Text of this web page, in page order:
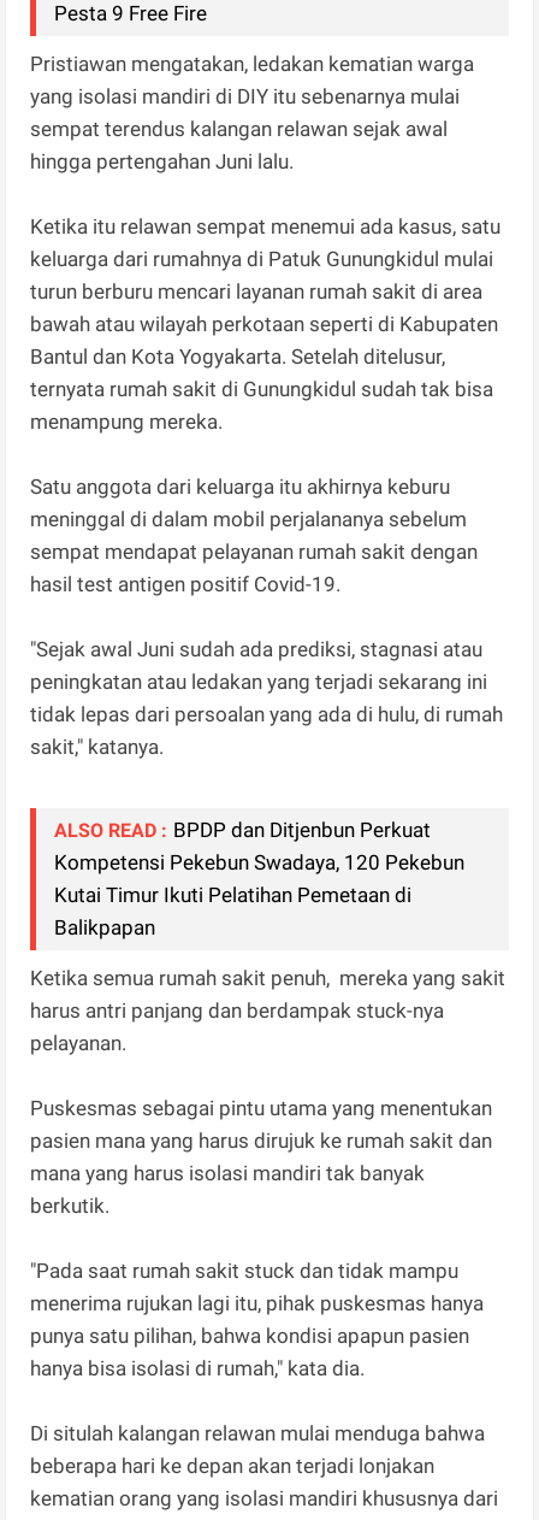
Pesta 9 Free Fire
Pristiawan mengatakan, ledakan kematian warga
yang isolasi mandiri di DIY itu sebenarnya mulai
sempat terendus kalangan relawan sejak awal
hingga pertengahan Juni lalu.
Ketika itu relawan sempat menemui ada kasus, satu
keluarga dari rumahnya di Patuk Gunungkidul mulai
turun berburu mencari layanan rumah sakit di area
bawah atau wilayah perkotaan seperti di Kabupaten
Bantul dan Kota Yogyakarta. Setelah ditelusur,
ternyata rumah sakit di Gunungkidul sudah tak bisa
menampung mereka.
Satu anggota dari keluarga itu akhirnya keburu
meninggal di dalam mobil perjalananya sebelum
sempat mendapat pelayanan rumah sakit dengan
hasil test antigen positif Covid-19.
"Sejak awal Juni sudah ada prediksi, stagnasi atau
peningkatan atau ledakan yang terjadi sekarang ini
tidak lepas dari persoalan yang ada di hulu, di rumah
sakit," katanya.
ALSO READ : BPDP dan Ditjenbun Perkuat
Kompetensi Pekebun Swadaya, 120 Pekebun
Kutai Timur Ikuti Pelatihan Pemetaan di
Balikpapan
Ketika semua rumah sakit penuh, mereka yang sakit
harus antri panjang dan berdampak stuck-nya
pelayanan.
Puskesmas sebagai pintu utama yang menentukan
pasien mana yang harus dirujuk ke rumah sakit dan
mana yang harus isolasi mandiri tak banyak
berkutik.
"Pada saat rumah sakit stuck dan tidak mampu
menerima rujukan lagi itu, pihak puskesmas hanya
punya satu pilihan, bahwa kondisi apapun pasien
hanya bisa isolasi di rumah," kata dia.
Di situlah kalangan relawan mulai menduga bahwa
beberapa hari ke depan akan terjadi lonjakan
kematian orang yang isolasi mandiri khususnya dari